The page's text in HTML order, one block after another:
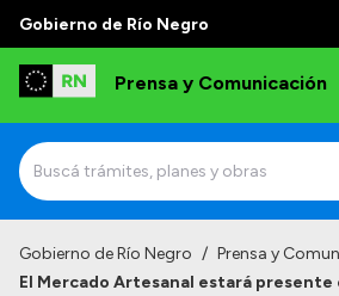
Gobierno de Río Negro
Prensa y Comunicación
Gobierno de Río Negro / Prensa y
El Mercado Artesanal estará presente